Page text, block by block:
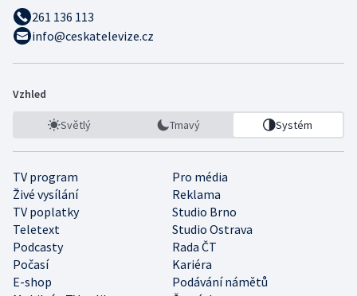
261 136 113
info@ceskatelevize.cz
Vzhled
Světlý Tmavý Systém
TV program
Pro média
Živé vysílání
Reklama
TV poplatky
Studio Brno
Teletext
Studio Ostrava
Podcasty
Rada ČT
Počasí
Kariéra
E-shop
Podávání námětů